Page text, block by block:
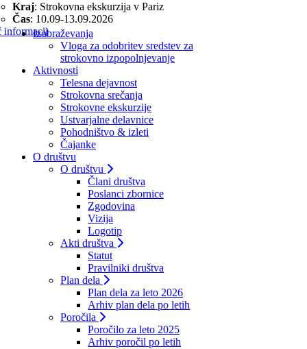
Kraj: Strokovna ekskurzija v Pariz
Čas: 10.09-13.09.2026
informacijIzobraževanja
Vloga za odobritev sredstev za
strokovno izpopolnjevanje
Aktivnosti
Telesna dejavnost
Strokovna srečanja
Strokovne ekskurzije
Ustvarjalne delavnice
Pohodništvo & izleti
Čajanke
O društvu
O društvu
Člani društva
Poslanci zbornice
Zgodovina
Vizija
Logotip
Akti društva
Statut
Pravilniki društva
Plan dela
Plan dela za leto 2026
Arhiv plan dela po letih
Poročila
Poročilo za leto 2025
Arhiv poročil po letih